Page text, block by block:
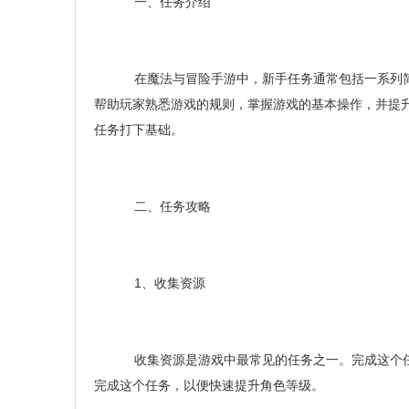
在魔法与冒险手游中，新手任务通常包括一系列
帮助玩家熟悉游戏的规则，掌握游戏的基本操作，并
任务打下基础。
二、任务攻略
1、收集资源
收集资源是游戏中最常见的任务之一。完成这个
完成这个任务，以便快速提升角色等级。